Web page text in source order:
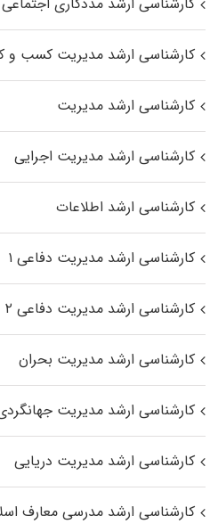
کارشناسی ارشد مدیریت کسب و
کارشناسی ارشد مدیریت
کارشناسی ارشد مدیریت اجرایی
کارشناسی ارشد اطلاعات
کارشناسی ارشد مدیریت دفاعی ۱
کارشناسی ارشد مدیریت دفاعی ۲
کارشناسی ارشد مدیریت بحران
کارشناسی ارشد مدیریت
کارشناسی ارشد مدیریت دریایی
کارشناسی ارشد مدرسی معارف